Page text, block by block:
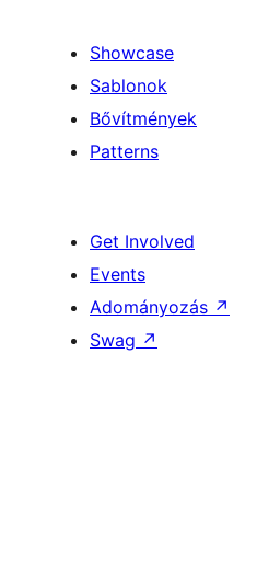
Showcase
Sablonok
Bővítmények
Patterns
Get Involved
Events
Adományozás ↗
Swag ↗